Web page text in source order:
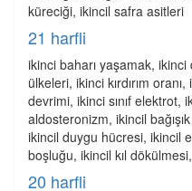
küreciği, ikincil safra asitleri
21 harfli
ikinci baharı yaşamak,
ülkeleri, ikinci kırdırım
devrimi, ikinci sınıf elektrot,
aldosteronizm, ikincil
ikincil duygu hücresi, ikincil
boşluğu, ikincil kıl
20 harfli